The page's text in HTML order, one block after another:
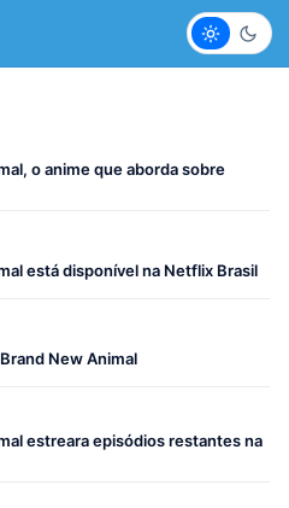
Claro
o anime que aborda sobre
está disponível na Netflix Brasil
New Animal
estreara episódios restantes na